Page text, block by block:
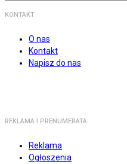
KONTAKT
O nas
Kontakt
Napisz do nas
REKLAMA I PRENUMERATA
Reklama
Ogłoszenia